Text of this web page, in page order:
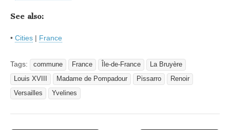
See also:
• Cities | France
Tags: commune France Île-de-France
La Bruyère
Louis XVIII
Madame de Pompadour Pissarro
Renoir
Versailles
Yvelines